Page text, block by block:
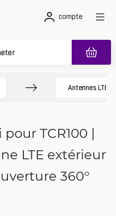
compte
Antennes LTE
TCR100 |
LTE extérieur
360°